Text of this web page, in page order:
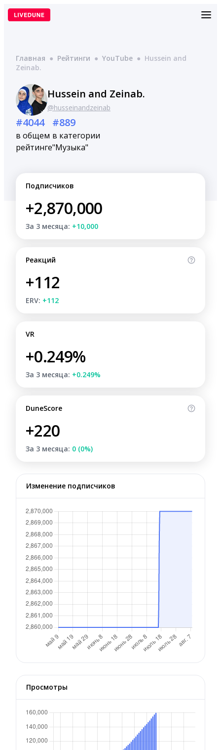
Перейти
Главная ● Рейтинги ● YouTube ● Hussein and
Zeinab.
Hussein and Zeinab.
@husseinandzeinab
#4044
в общем
рейтинге
#889
в категории
"Музыка"
Подписчиков
+2,870,000
За 3 месяца: +10,000
Реакций
+112
ERV: +112
VR
+0.249%
За 3 месяца: +0.249%
DuneScore
+220
За 3 месяца: 0 (0%)
Изменение подписчиков
Просмотры